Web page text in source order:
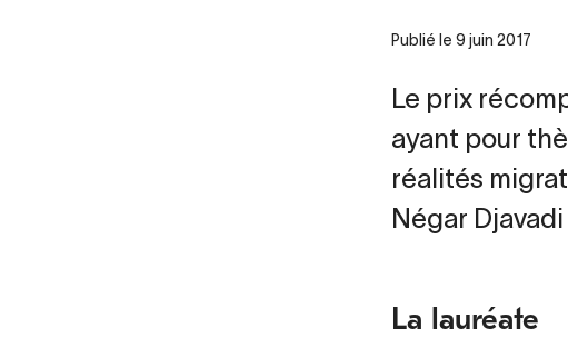
Publié le 9 juin 2017
Le prix
ayant pour
réalités
Négar
La lauréate